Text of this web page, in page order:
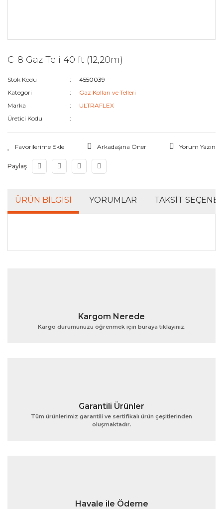
C-8 Gaz Teli 40 ft (12,20m)
Stok Kodu
4550039
Kategori
Gaz Kolları ve Telleri
Marka
ULTRAFLEX
Üretici Kodu
Arkadaşına Öner Yorum Yazın
Paylaş
ÜRÜN BILGISI YORUMLAR TAKSIT
Bu ürünün fiyat bilgisi, resim, ürün açıklamalarında ve
Ürün açıklamasında eksik bilgiler bulunuyor.
Gönder
Kargom Nerede
Kargo durumunuzu öğrenmek için buraya tıklayınız.
Garantili Ürünler
Tüm ürünlerimiz garantili ve sertifikalı ürün çeşitlerinden
oluşmaktadır.
Havale ile Ödeme